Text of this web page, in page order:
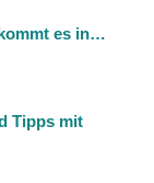
es in…
Tipps mit